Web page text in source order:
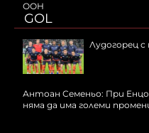
GOL
Лудогорец с
Антоан Семеньо: При
няма да има големи